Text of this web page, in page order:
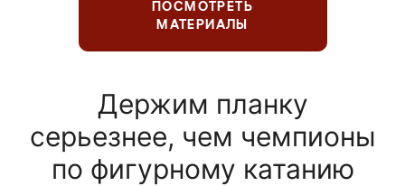
ПОСМОТРЕТЬ
МАТЕРИАЛЫ
Держим планку
серьезнее, чем чемпионы
по фигурному катанию